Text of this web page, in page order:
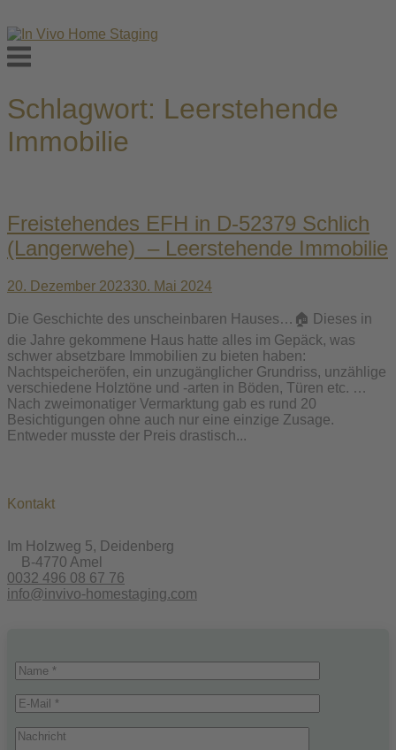
Skip
to
content
Menu
Schlagwort: Leerstehende
Immobilie
Freistehendes EFH in D-52379 Schlich
(Langerwehe) – Leerstehende Immobilie
20. Dezember 202330. Mai 2024
Die Geschichte des unscheinbaren Hauses…🏠 Dieses in
die Jahre gekommene Haus hatte alles im Gepäck, was
schwer absetzbare Immobilien zu bieten haben:
Nachtspeicheröfen, ein unzugänglicher Grundriss, unzählige
verschiedene Holztöne und -arten in Böden, Türen etc. …
Nach zweimonatiger Vermarktung gab es rund 20
Besichtigungen ohne auch nur eine einzige Zusage.
Entweder musste der Preis drastisch...
Kontakt
Im Holzweg 5, Deidenberg
B-4770 Amel
0032 496 08 67 76
info@invivo-homestaging.com